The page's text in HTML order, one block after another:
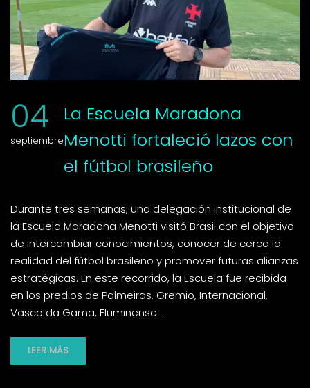
04
septiembre
La Escuela Maradona
Menotti fortaleció lazos con
el fútbol brasileño
Durante tres semanas, una delegación institucional de
la Escuela Maradona Menotti visitó Brasil con el objetivo
de intercambiar conocimientos, conocer de cerca la
realidad del fútbol brasileño y promover futuras alianzas
estratégicas. En este recorrido, la Escuela fue recibida
en los predios de Palmeiras, Gremio, Internacional,
Vasco da Gama, Fluminense …
LEER MÁS